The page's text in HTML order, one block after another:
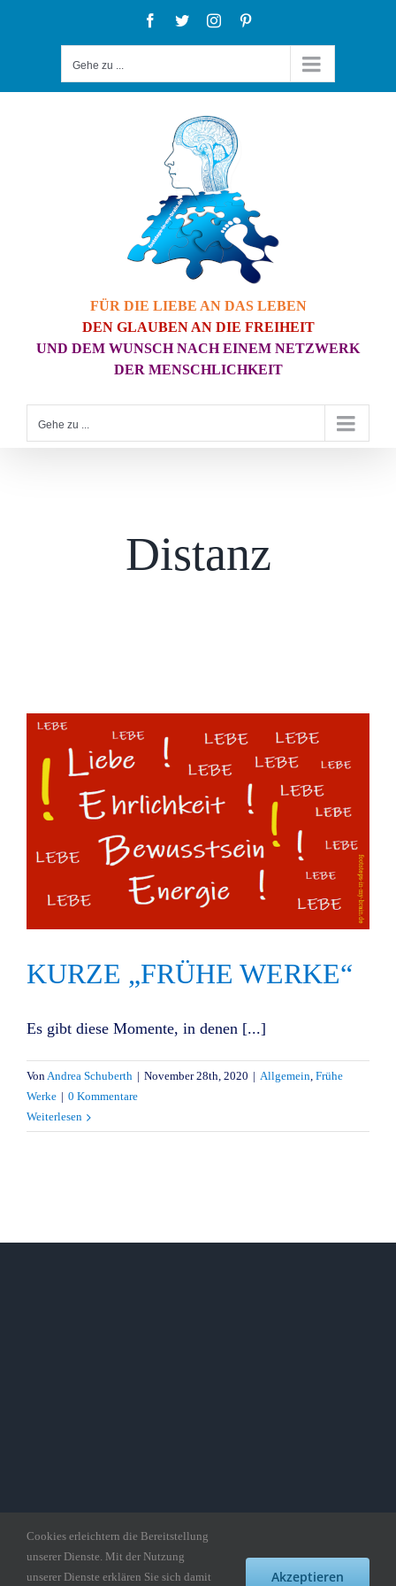
Facebook
TwitterInstagram
Gehe zu ...
FÜR DIE LIEBE AN DAS LEBEN
DEN GLAUBEN AN DIE FREIHEIT
UND DEM WUNSCH NACH EINEM NETZWERK
DER MENSCHLICHKEIT
Gehe zu ...
Distanz
KURZE „FRÜHE WERKE“
Es gibt diese Momente, in denen [...]
VonAndrea Schuberth | November 28th, 2020 | Allgemein, Frühe
Werke | 0 Kommentare
Weiterlesen
Copyright gedankepuzzle.de
Cookies erleichtern die Bereitstellung
unserer Dienste. Mit der Nutzung
unserer Dienste erklären Sie sich damit
Akzeptieren